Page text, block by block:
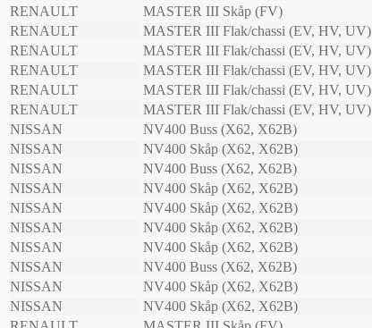
RENAULT
MASTER III Skåp (FV)
RENAULT
MASTER III Flak/chassi (EV, HV, UV)
RENAULT
MASTER III Flak/chassi (EV, HV, UV)
RENAULT
MASTER III Flak/chassi (EV, HV, UV)
RENAULT
MASTER III Flak/chassi (EV, HV, UV)
RENAULT
MASTER III Flak/chassi (EV, HV, UV)
NISSAN
NV400 Buss (X62, X62B)
NISSAN
NV400 Skåp (X62, X62B)
NISSAN
NV400 Buss (X62, X62B)
NISSAN
NV400 Skåp (X62, X62B)
NISSAN
NV400 Skåp (X62, X62B)
NISSAN
NV400 Skåp (X62, X62B)
NISSAN
NV400 Skåp (X62, X62B)
NISSAN
NV400 Buss (X62, X62B)
NISSAN
NV400 Skåp (X62, X62B)
NISSAN
NV400 Skåp (X62, X62B)